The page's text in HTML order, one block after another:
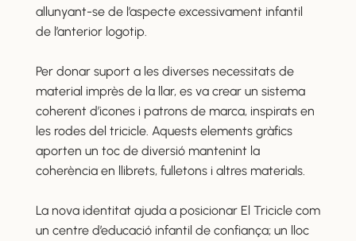
allunyant-se de l’aspecte excessivament infantil
de l’anterior logotip.
Per donar suport a les diverses necessitats de
material imprès de la llar, es va crear un sistema
coherent d’icones i patrons de marca, inspirats en
les rodes del tricicle. Aquests elements gràfics
aporten un toc de diversió mantenint la
coherència en llibrets, fulletons i altres materials.
La nova identitat ajuda a posicionar El Tricicle com
un centre d’educació infantil de confiança; un lloc